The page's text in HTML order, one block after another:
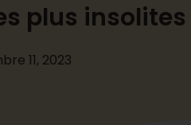
plus insolites
11, 2023